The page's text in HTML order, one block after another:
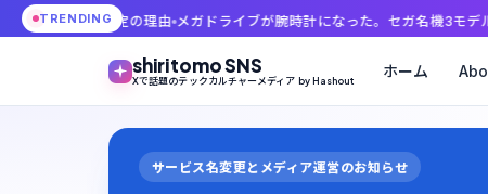
TRENDING
定の理由 メガドライブが腕時計になった。セガ名機3モデル、価格27,500
shiritomo SNS
Xで話題のテックカルチャーメディア by Hashout
ホーム
サービス名変更とメディア運営のお知らせ